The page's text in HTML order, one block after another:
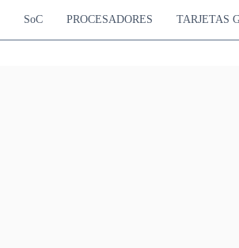
SoC PROCESADORES TARJETAS